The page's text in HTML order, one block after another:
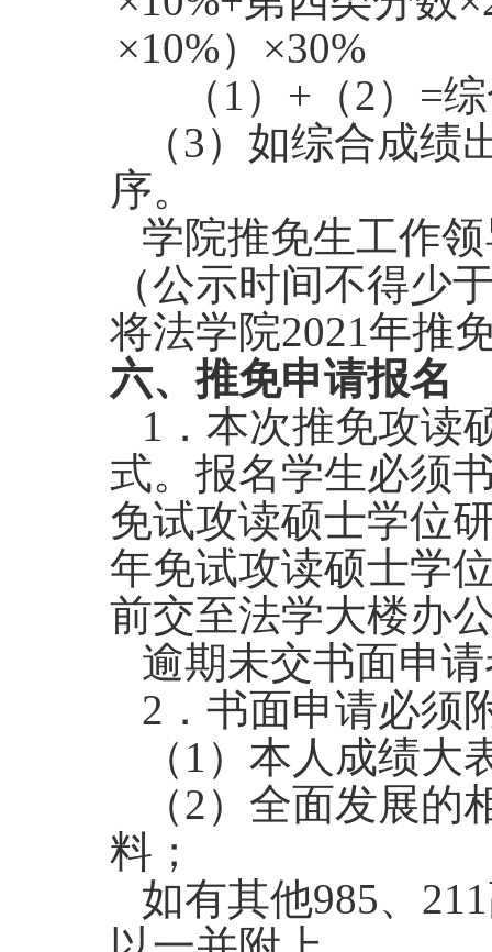
×10%）×30%
（1）+（2）=
（3）如综合成
序。
学院推免生工作
（公示时间不得少
将法学院2021年推
六、推免申请报名
1 ．本次推免攻
式。报名学生必须
免试攻读硕士学位
年免试攻读硕士学
前交至法学大楼办
逾期未交书面申
2 ．书面申请必须
（1）本人成绩大
（2） 全面发展的
料；
如有其他985、